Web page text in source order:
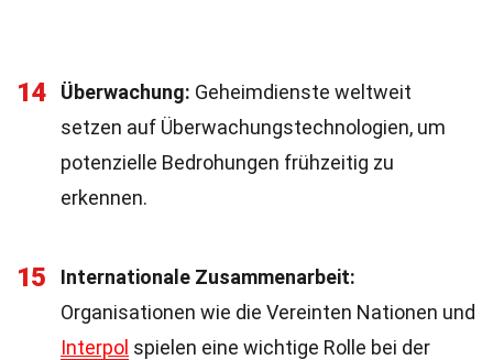
14 Überwachung: Geheimdienste weltweit
setzen auf Überwachungstechnologien, um
potenzielle Bedrohungen frühzeitig zu
erkennen.
15
Internationale Zusammenarbeit:
Organisationen wie die Vereinten Nationen und
Interpol spielen eine wichtige Rolle bei der